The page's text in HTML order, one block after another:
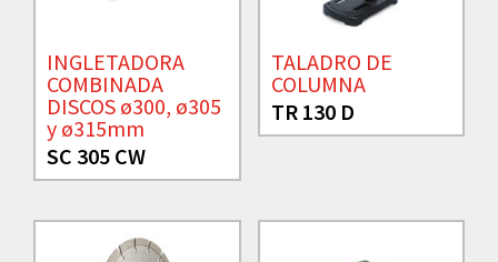
INGLETADORA
COMBINADA
DISCOS ø300, ø305
y ø315mm
SC 305 CW
TALADRO DE
COLUMNA
TR 130 D